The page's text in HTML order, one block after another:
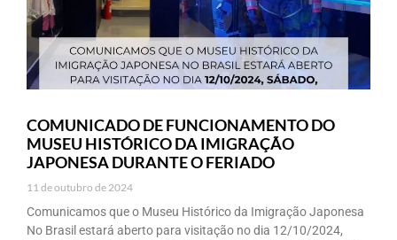
COMUNICADO DE FUNCIONAMENTO DO
MUSEU HISTÓRICO DA IMIGRAÇÃO
JAPONESA DURANTE O FERIADO
11 de outubro de 2024
Comunicamos que o Museu Histórico da Imigração Japonesa
No Brasil estará aberto para visitação no dia 12/10/2024,